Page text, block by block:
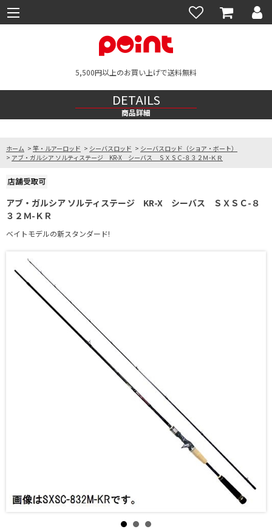
5,500円以上のお買い上げで送料無料
DETAILS
商品詳細
ホーム > 竿・ルアーロッド > シーバスロッド > シーバスロッド（ショア・ボート）
> アブ・ガルシア ソルティステージ KR-X シーバス ＳＸＳＣ-８３２Ｍ-ＫＲ
アブ・ガルシア ソルティステージ KR-X シーバス ＳＸＳＣ-８
３２Ｍ-ＫＲ
ベイトモデルの新スタンダード!